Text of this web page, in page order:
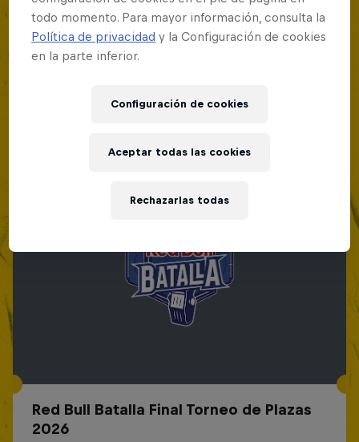
Red Bull Batalla Final Torneo de Plazas
2026
todo momento. Para mayor información, consulta la
Política de privacidad y la Configuración de cookies
en la parte inferior.
Configuración de cookies
Rechazarlas todas
Aceptar todas las cookies